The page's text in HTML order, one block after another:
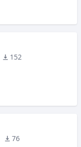
152
76